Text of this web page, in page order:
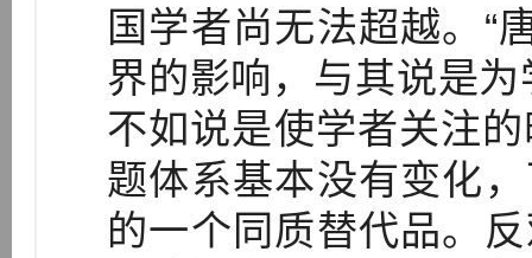
国学者尚无法超越。“
界的影响，与其说是
不如说是使学者关注
题体系基本没有变化
的一个同质替代品。